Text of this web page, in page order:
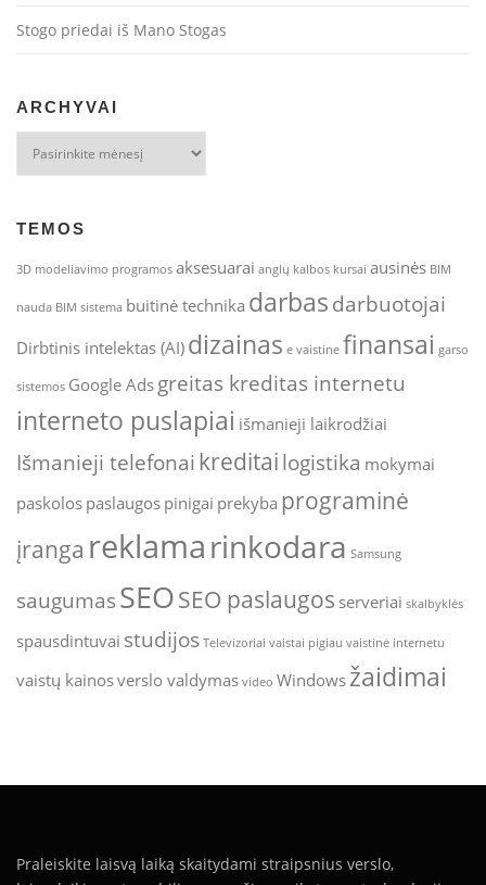
Stogo priedai iš Mano Stogas
ARCHYVAI
TEMOS
3D modeliavimo programos aksesuarai anglų kalbos kursai ausinės BIM
nauda BIM sistema buitinė technika darbas darbuotojai
Dirbtinis intelektas (AI)dizainas e vaistine finansai garso
sistemos Google Adsgreitas kreditas internetu
interneto puslapiai išmanieji laikrodžiai
Išmanieji telefonai kreditai logistika mokymai
paskolospaslaugospinigai prekyba programinė
įranga reklamarinkodara Samsung
saugumas SEOSEO paslaugos serveriai skalbyklės
spausdintuvai studijos Televizoriai vaistai pigiau vaistinė internetu
vaistų kainosverslo valdymas video Windowsžaidimai
Praleiskite laisvą laiką skaitydami straipsnius verslo,